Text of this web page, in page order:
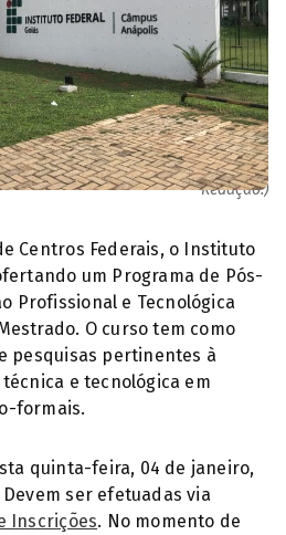
campos Anápolis (Foto: Diário da
Redação.)
Centros Federais, o Instituto
um Programa de Pós-
Profissional e Tecnológica
O curso tem como
pesquisas pertinentes à
e tecnológica em
formais.
quinta-feira, 04 de janeiro,
Devem ser efetuadas via
Inscrições. No momento de